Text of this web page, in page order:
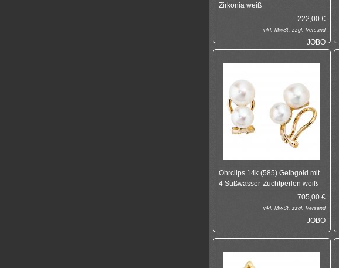
Zirkonia weiß
222,00 €
inkl. MwSt. zzgl. Versand
JOBO
Ohrclips 14k (585) Gelbgold mit
4 Süßwasser-Zuchtperlen weiß
705,00 €
inkl. MwSt. zzgl. Versand
JOBO